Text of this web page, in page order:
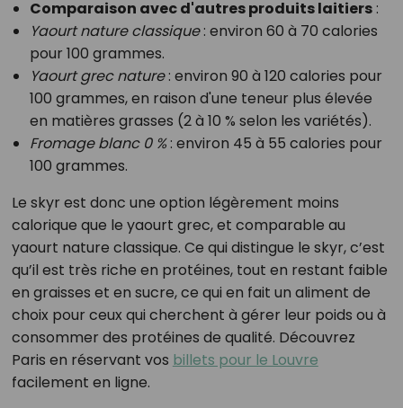
Comparaison avec d'autres produits laitiers:
Yaourt nature classique: environ 60 à 70 calories
pour 100 grammes.
Yaourt grec nature: environ 90 à 120 calories pour
100 grammes, en raison d'une teneur plus élevée
en matières grasses (2 à 10 % selon les variétés).
Fromage blanc 0 %: environ 45 à 55 calories pour
100 grammes.
Le skyr est donc une option légèrement moins
calorique que le yaourt grec, et comparable au
yaourt nature classique. Ce qui distingue le skyr, c’est
qu’il est très riche en protéines, tout en restant faible
en graisses et en sucre, ce qui en fait un aliment de
choix pour ceux qui cherchent à gérer leur poids ou à
consommer des protéines de qualité. Découvrez
Paris en réservant vos billets pour le Louvre
facilement en ligne.